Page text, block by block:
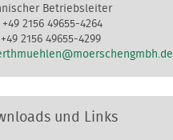
Betriebsleiter
+49 2156 49655-4264
+49 2156 49655-4299
und Links